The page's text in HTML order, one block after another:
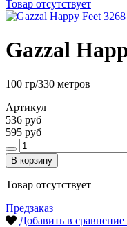
Товар отсутствует
Gazzal
100 гр/330 метров
Артикул
536 руб
595 руб
В корзину
Товар отсутствует
Предзаказ
Добавить в сравнение